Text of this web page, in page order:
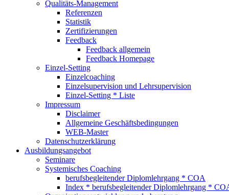
Qualitäts-Management
Referenzen
Statistik
Zertifizierungen
Feedback
Feedback allgemein
Feedback Homepage
Einzel-Setting
Einzelcoaching
Einzelsupervision und Lehrsupervision
Einzel-Setting * Liste
Impressum
Disclaimer
Allgemeine Geschäftsbedingungen
WEB-Master
Datenschutzerklärung
Ausbildungsangebot
Seminare
Systemisches Coaching
berufsbegleitender Diplomlehrgang * COA
Index * berufsbegleitender Diplomlehrgang *